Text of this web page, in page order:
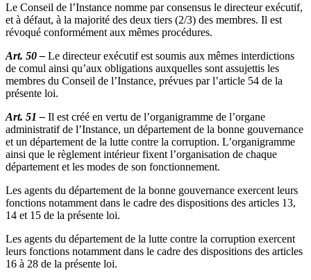
Le Conseil de l’Instance nomme par consensus le directeur exécutif,
et à défaut, à la majorité des deux tiers (2/3) des membres. Il est
révoqué conformément aux mêmes procédures.
Art. 50 – Le directeur exécutif est soumis aux mêmes interdictions
de comul ainsi qu’aux obligations auxquelles sont assujettis les
membres du Conseil de l’Instance, prévues par l’article 54 de la
présente loi.
Art. 51 – Il est créé en vertu de l’organigramme de l’organe
administratif de l’Instance, un département de la bonne gouvernance
et un département de la lutte contre la corruption. L’organigramme
ainsi que le règlement intérieur fixent l’organisation de chaque
département et les modes de son fonctionnement.
Les agents du département de la bonne gouvernance exercent leurs
fonctions notamment dans le cadre des dispositions des articles 13,
14 et 15 de la présente loi.
Les agents du département de la lutte contre la corruption exercent
leurs fonctions notamment dans le cadre des dispositions des articles
16 à 28 de la présente loi.